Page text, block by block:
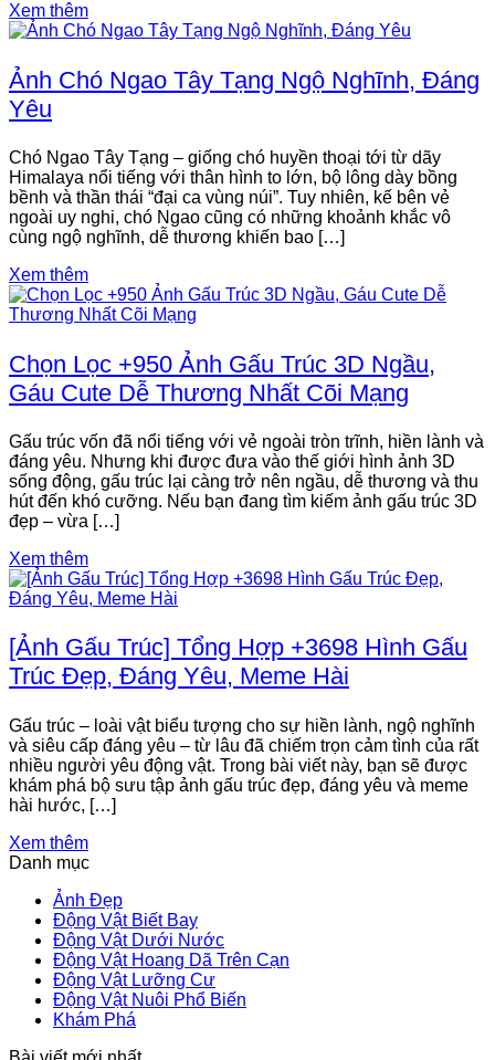
Xem thêm
Ảnh Chó Ngao Tây Tạng Ngộ Nghĩnh, Đáng
Yêu
Chó Ngao Tây Tạng – giống chó huyền thoại tới từ dãy
Himalaya nổi tiếng với thân hình to lớn, bộ lông dày bồng
bềnh và thần thái “đại ca vùng núi”. Tuy nhiên, kế bên vẻ
ngoài uy nghi, chó Ngao cũng có những khoảnh khắc vô
cùng ngộ nghĩnh, dễ thương khiến bao […]
Xem thêm
Chọn Lọc +950 Ảnh Gấu Trúc 3D Ngầu,
Gáu Cute Dễ Thương Nhất Cõi Mạng
Gấu trúc vốn đã nổi tiếng với vẻ ngoài tròn trĩnh, hiền lành và
đáng yêu. Nhưng khi được đưa vào thế giới hình ảnh 3D
sống động, gấu trúc lại càng trở nên ngầu, dễ thương và thu
hút đến khó cưỡng. Nếu bạn đang tìm kiếm ảnh gấu trúc 3D
đẹp – vừa […]
Xem thêm
[Ảnh Gấu Trúc] Tổng Hợp +3698 Hình Gấu
Trúc Đẹp, Đáng Yêu, Meme Hài
Gấu trúc – loài vật biểu tượng cho sự hiền lành, ngộ nghĩnh
và siêu cấp đáng yêu – từ lâu đã chiếm trọn cảm tình của rất
nhiều người yêu động vật. Trong bài viết này, bạn sẽ được
khám phá bộ sưu tập ảnh gấu trúc đẹp, đáng yêu và meme
hài hước, […]
Xem thêm
Danh mục
Ảnh Đẹp
Động Vật Biết Bay
Động Vật Dưới Nước
Động Vật Hoang Dã Trên Cạn
Động Vật Lưỡng Cư
Động Vật Nuôi Phổ Biến
Khám Phá